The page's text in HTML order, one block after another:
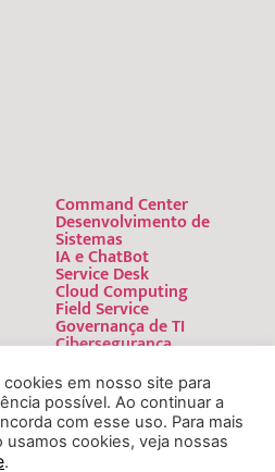
Command Center
Desenvolvimento de
Sistemas
IA e ChatBot
Service Desk
Cloud Computing
Field Service
Governança de TI
Cibersegurança
em nosso site para
possível. Ao continuar a
com esse uso. Para mais
cookies, veja nossas
.